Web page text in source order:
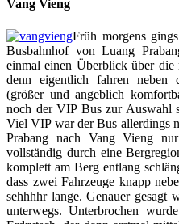
Vang Vieng
Früh morgens
Busbahnhof von Luang
einmal einen Überblick über die
denn eigentlich fahren neben
(größer und angeblich
noch der VIP Bus zur Auswahl
Viel VIP war der Bus allerdings
Prabang nach Vang Vieng
vollständig durch eine
komplett am Berg entlang
dass zwei Fahrzeuge knapp
sehhhhr lange. Genauer gesagt
unterwegs. Unterbrochen